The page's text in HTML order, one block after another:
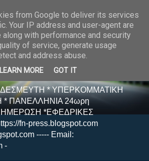
R E S S -
* ΥΠΕΡΚΟΜΜΑΤΙΚΗ
* ΠΑΝΕΛΛΗΝΙΑ 24ωρη
*ΕΦΕΔΡΙΚΕΣ
fn-press.blogspot.com
----- Email:
-
from Google to deliver its services
Your IP address and user-agent are
along with performance and security
of service, generate usage
and address abuse.
LEARN MORE GOT IT